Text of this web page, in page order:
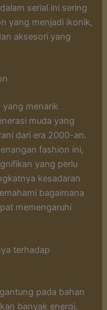
serial ini sering
yang menjadi ikonik,
aksesori yang
yang menarik
muda yang
dari era 2000-an.
fashion ini,
yang perlu
kesadaran
bagaimana
memengaruhi
terhadap
pada bahan
banyak energi.